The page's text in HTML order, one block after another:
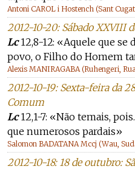
Antoni CAROL i Hostench (Sant
2012-10-20: Sábado XXVIII
Lc12,8-12: «Aquele que
povo, o Filho do Homem
Alexis MANIRAGABA (Ruhengeri,
2012-10-19: Sexta-feira da
Comum
Lc12,1-7: «Não temais,
que numerosos pardais»
Salomon BADATANA Mccj (Wau,
2012-10-18: 18 de outubro: